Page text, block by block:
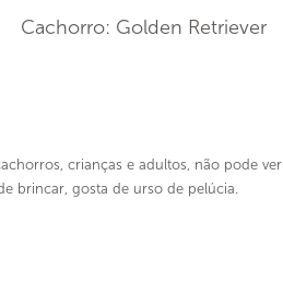
Cachorro: Golden Retriever
crianças e adultos, não pode ver
brincar, gosta de urso de pelúcia.